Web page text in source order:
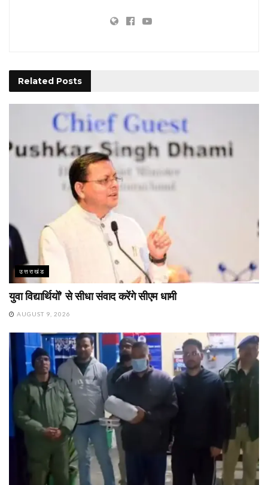
Related Posts
उत्तराखंड
युवा विद्यार्थियों’ से सीधा संवाद करेंगे सीएम धामी
AUGUST 9, 2026